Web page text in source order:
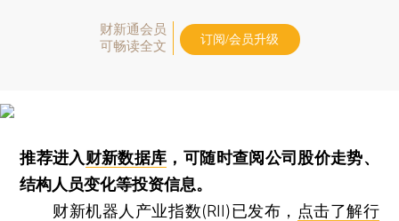
财新通会员
可畅读全文
订阅/会员升级
推荐进入财新数据库 ，可随时查阅公司股价走势、
结构人员变化等投资信息。
财新机器人产业指数(RII)已发布， 点击了解行